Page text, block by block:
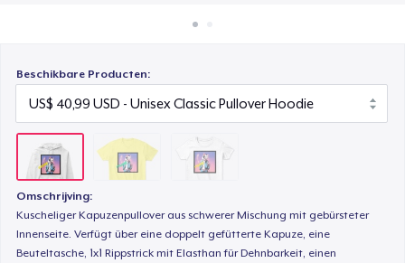
Beschikbare Producten:
Omschrijving:
Kuscheliger Kapuzenpullover aus schwerer Mischung mit gebürsteter
Innenseite. Verfügt über eine doppelt gefütterte Kapuze, eine
Beuteltasche, 1x1 Rippstrick mit Elasthan für Dehnbarkeit, einen